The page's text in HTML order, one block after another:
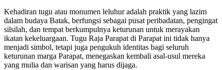
Kehadiran tugu atau monumen leluhur adalah praktik yang lazim
dalam budaya Batak, berfungsi sebagai pusat peribadatan, pengingat
silsilah, dan tempat berkumpulnya keturunan untuk merayakan
ikatan kekeluargaan. Tugu Raja Parapat di Parapat ini tidak hanya
menjadi simbol, tetapi juga pengukuh identitas bagi seluruh
keturunan marga Parapat, menegaskan kembali asal-usul mereka
yang mulia dan warisan yang harus dijaga.